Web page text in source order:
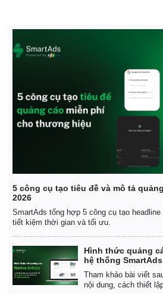
5 công cụ tạo tiêu đề và mô tả
2026
SmartAds tổng hợp 5 công cụ tạo headline
tiết kiệm thời gian và tối ưu.
Hình thức quảng
hệ thống SmartAds
Tham khảo bài viết
nội dung, cách thiết